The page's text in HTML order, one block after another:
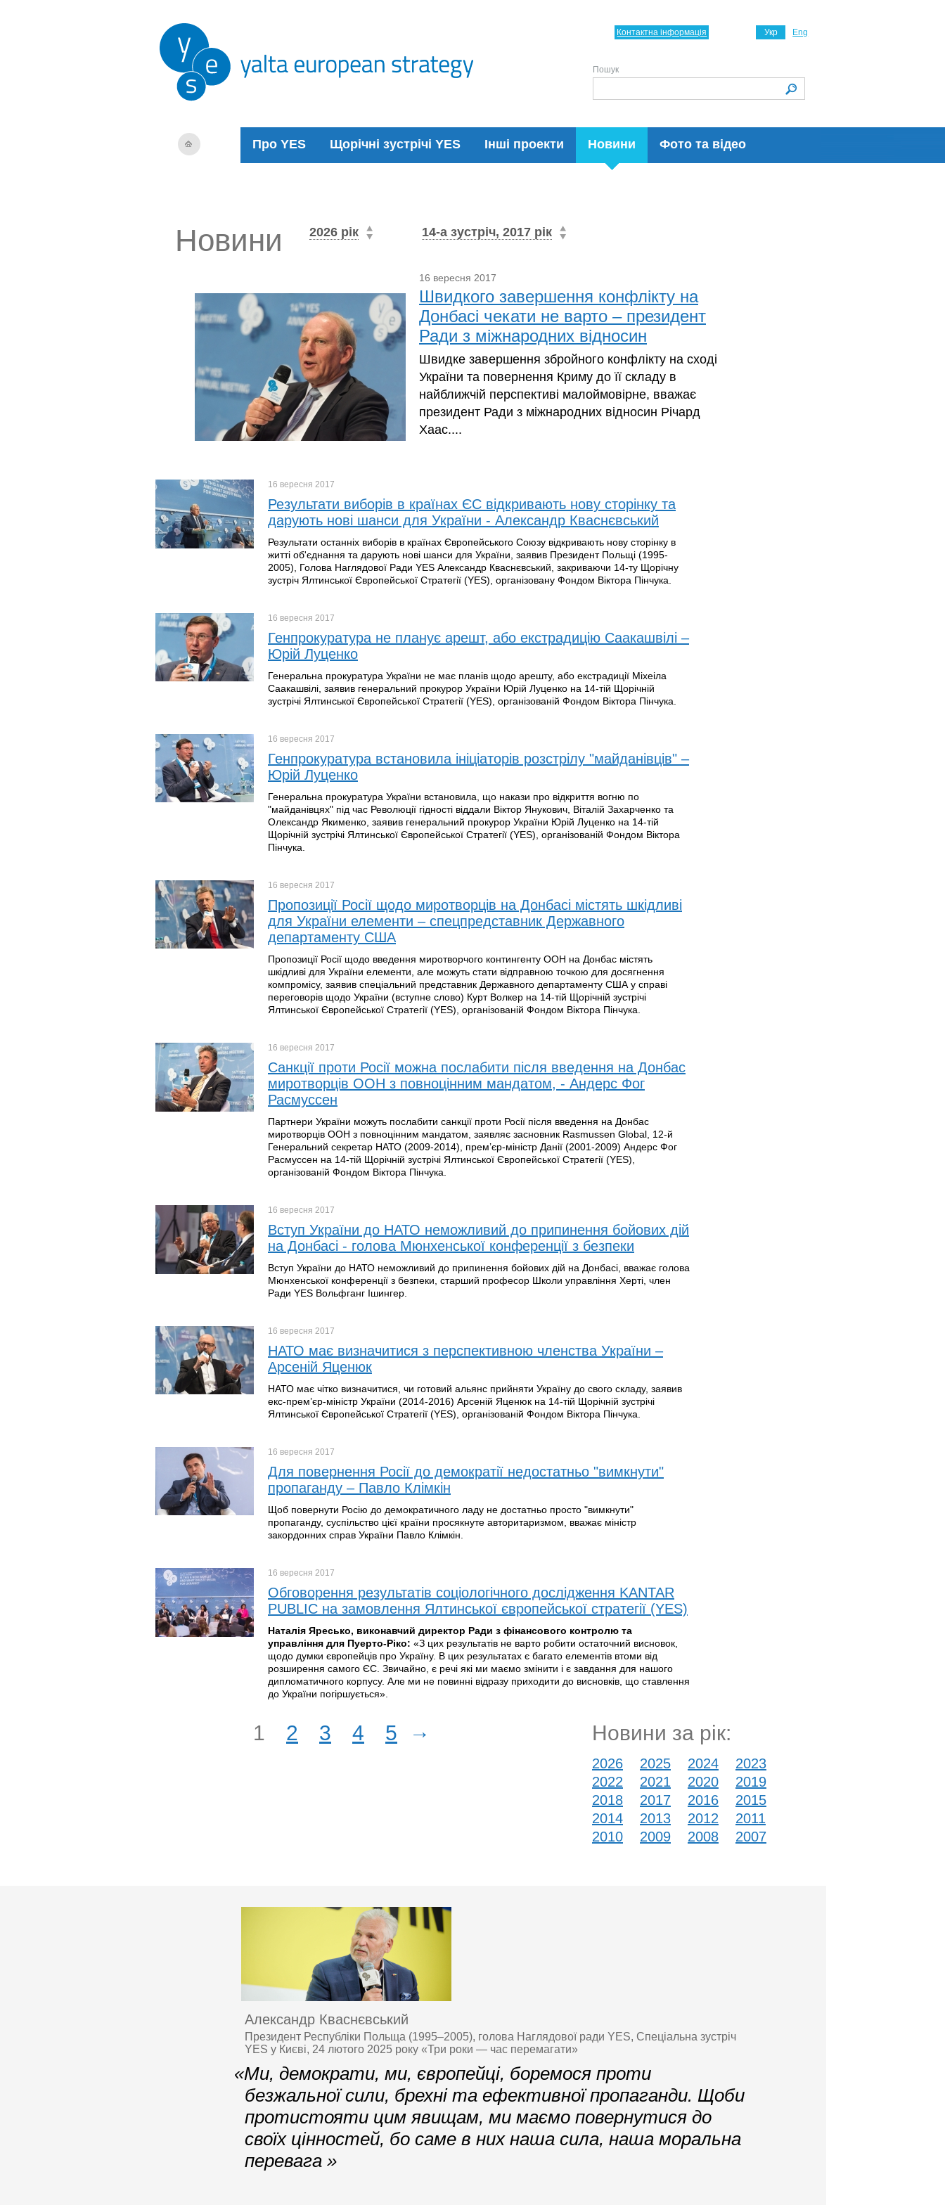
Про YES Щорічні зустрічі YES Інші проекти Новини Фото та відео
Укр Eng
Контактна інформація
Пошук
Новини 2026 рік 14-а зустріч, 2017 рік
16 вересня 2017
Швидкого завершення конфлікту на
Донбасі чекати не варто – президент
Ради з міжнародних відносин
Швидке завершення збройного конфлікту на сході
України та повернення Криму до її складу в
найближчій перспективі малоймовірне, вважає
президент Ради з міжнародних відносин Річард
Хаас....
16 вересня 2017
Результати виборів в країнах ЄС відкривають нову сторінку та
дарують нові шанси для України - Александр Кваснєвський
Результати останніх виборів в країнах Європейського Союзу відкривають нову сторінку в
житті об'єднання та дарують нові шанси для України, заявив Президент Польщі (1995-
2005), Голова Наглядової Ради YES Александр Кваснєвський, закриваючи 14-ту Щорічну
зустріч Ялтинської Європейської Стратегії (YES), організовану Фондом Віктора Пінчука.
16 вересня 2017
Генпрокуратура не планує арешт, або екстрадицію Саакашвілі –
Юрій Луценко
Генеральна прокуратура України не має планів щодо арешту, або екстрадиції Міхеіла
Саакашвілі, заявив генеральний прокурор України Юрій Луценко на 14-тій Щорічній
зустрічі Ялтинської Європейської Стратегії (YES), організованій Фондом Віктора Пінчука.
16 вересня 2017
Генпрокуратура встановила ініціаторів розстрілу "майданівців" –
Юрій Луценко
Генеральна прокуратура України встановила, що накази про відкриття вогню по
"майданівцях" під час Революції гідності віддали Віктор Янукович, Віталій Захарченко та
Олександр Якименко, заявив генеральний прокурор України Юрій Луценко на 14-тій
Щорічній зустрічі Ялтинської Європейської Стратегії (YES), організованій Фондом Віктора
Пінчука.
16 вересня 2017
Пропозиції Росії щодо миротворців на Донбасі містять шкідливі
для України елементи – спецпредставник Державного
департаменту США
Пропозиції Росії щодо введення миротворчого контингенту ООН на Донбас містять
шкідливі для України елементи, але можуть стати відправною точкою для досягнення
компромісу, заявив спеціальний представник Державного департаменту США у справі
переговорів щодо України (вступне слово) Курт Волкер на 14-тій Щорічній зустрічі
Ялтинської Європейської Стратегії (YES), організованій Фондом Віктора Пінчука.
16 вересня 2017
Санкції проти Росії можна послабити після введення на Донбас
миротворців ООН з повноцінним мандатом, - Андерс Фог
Расмуссен
Партнери України можуть послабити санкції проти Росії після введення на Донбас
миротворців ООН з повноцінним мандатом, заявляє засновник Rasmussen Global, 12-й
Генеральний секретар НАТО (2009-2014), прем’єр-міністр Данії (2001-2009) Андерс Фог
Расмуссен на 14-тій Щорічній зустрічі Ялтинської Європейської Стратегії (YES),
організованій Фондом Віктора Пінчука.
16 вересня 2017
Вступ України до НАТО неможливий до припинення бойових дій
на Донбасі - голова Мюнхенської конференції з безпеки
Вступ України до НАТО неможливий до припинення бойових дій на Донбасі, вважає голова
Мюнхенської конференції з безпеки, старший професор Школи управління Херті, член
Ради YES Вольфганг Ішингер.
16 вересня 2017
НАТО має визначитися з перспективною членства України –
Арсеній Яценюк
НАТО має чітко визначитися, чи готовий альянс прийняти Україну до свого складу, заявив
екс-прем’єр-міністр України (2014-2016) Арсеній Яценюк на 14-тій Щорічній зустрічі
Ялтинської Європейської Стратегії (YES), організованій Фондом Віктора Пінчука.
16 вересня 2017
Для повернення Росії до демократії недостатньо "вимкнути"
пропаганду – Павло Клімкін
Щоб повернути Росію до демократичного ладу не достатньо просто "вимкнути"
пропаганду, суспільство цієї країни просякнуте авторитаризмом, вважає міністр
закордонних справ України Павло Клімкін.
16 вересня 2017
Обговорення результатів соціологічного дослідження KANTAR
PUBLIC на замовлення Ялтинської європейської стратегії (YES)
Наталія Яресько, виконавчий директор Ради з фінансового контролю та
управління для Пуерто-Ріко: «З цих результатів не варто робити остаточний висновок,
щодо думки європейців про Україну. В цих результатах є багато елементів втоми від
розширення самого ЄС. Звичайно, є речі які ми маємо змінити і є завдання для нашого
дипломатичного корпусу. Але ми не повинні відразу приходити до висновків, що ставлення
до України погіршується».
1 2 3 4 5 → Новини за рік:
2026 2025 2024
2023
2022
2021 2020
2019
2018
2017 2016
2015
2014
2013 2012
2011
2010
2009 2008 2007
Александр Кваснєвський
Президент Республіки Польща (1995–2005), голова Наглядової ради YES, Спеціальна зустріч
YES у Києві, 24 лютого 2025 року «Три роки — час перемагати»
«Ми, демократи, ми, європейці, боремося проти
безжальної сили, брехні та ефективної пропаганди. Щоби
протистояти цим явищам, ми маємо повернутися до
своїх цінностей, бо саме в них наша сила, наша моральна
перевага »